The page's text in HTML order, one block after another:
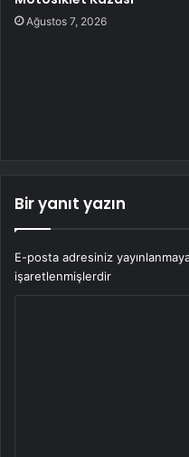
Ağustos 7, 2026
Bir yanıt yazın
E-posta adresiniz
işaretlenmişlerdir